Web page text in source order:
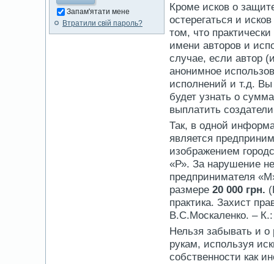
Запам'ятати мене
Втратили свій пароль?
Кроме исков о
остерегаться и
том, что
имени авторов и
случае, если автор
анонимное
исполнений и т.д.
будет узнать о
выплатить
Так, в одной
является
изображением
«Р». За нарушение
предпринимателя
размере 20 000 грн.
практика. Захист
В.С.Москаленко. –
Нельзя забывать и о
рукам, используя
собственности как